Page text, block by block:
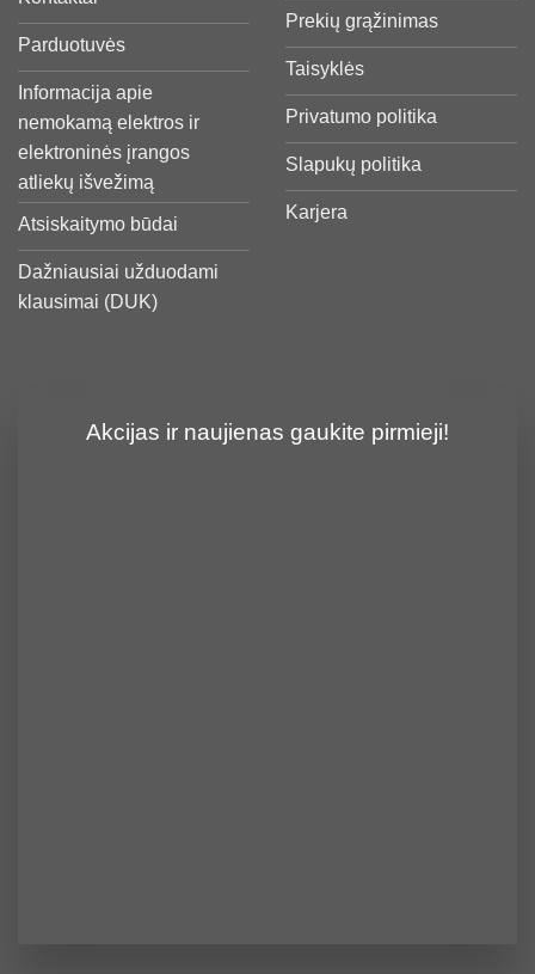
Parduotuvės
Informacija apie
nemokamą elektros ir
elektroninės įrangos
atliekų išvežimą
Atsiskaitymo būdai
Dažniausiai užduodami
klausimai (DUK)
Prekių grąžinimas
Taisyklės
Privatumo politika
Slapukų politika
Karjera
Akcijas ir naujienas gaukite pirmieji!